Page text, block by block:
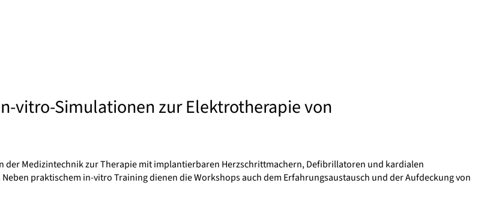
vitro-Simulationen zur Elektrotherapie von
Medizintechnik zur Therapie mit implantierbaren Herzschrittmachern, Defibrillatoren und kardialen
praktischem in-vitro Training dienen die Workshops auch dem Erfahrungsaustausch und der Aufdeckung von